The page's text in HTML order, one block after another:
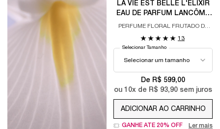
LA VIE EST BELLE L'ELIXIR
EAU DE PARFUM LANCÔME
PERFUME FEMININO
GOURMAND
PERFUME FLORAL FRUTADO DE
13
Selecionar Tamanho
De R$ 599,00
ou 10x de R$ 93,90 sem juros
ADICIONAR AO CARRINHO
GANHE ATÉ 20% OFF Ler mais